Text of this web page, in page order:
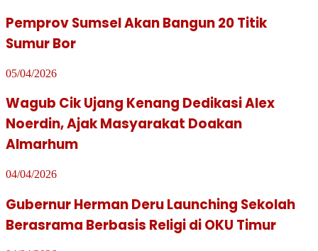
Pemprov Sumsel Akan Bangun 20 Titik
Sumur Bor
05/04/2026
Wagub Cik Ujang Kenang Dedikasi Alex
Noerdin, Ajak Masyarakat Doakan
Almarhum
04/04/2026
Gubernur Herman Deru Launching Sekolah
Berasrama Berbasis Religi di OKU Timur